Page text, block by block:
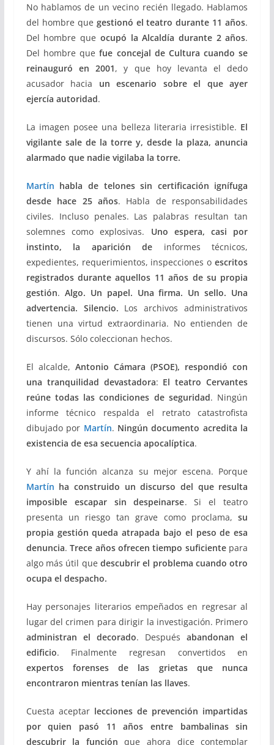
No hablamos de un vecino recién llegado. Hablamos
del hombre que gestionó el teatro durante 11 años.
Del hombre que ocupó la Alcaldía durante 2 años.
Del hombre quefue concejal de Cultura cuando se
reinauguró en 2001, y que hoy levanta el dedo
acusador hacia un escenario sobre el que ayer
ejercía autoridad.
La imagen posee una belleza literaria irresistible. El
vigilante sale de la torre y, desde la plaza, anuncia
alarmado que nadie vigilaba la torre.
Martín habla de telones sin certificación ignífuga
desde hace 25 años. Habla de responsabilidades
civiles. Incluso penales. Las palabras resultan tan
solemnes como explosivas. Uno espera, casi por
instinto, la aparición de informes técnicos,
expedientes, requerimientos, inspecciones oescritos
registrados durante aquellos 11 años de su propia
gestión. Algo. Un papel. Una firma. Un sello. Una
advertencia. Silencio. Los archivos administrativos
tienen una virtud extraordinaria. No entienden de
discursos. Sólo coleccionan hechos.
El alcalde, Antonio Cámara (PSOE), respondió con
una tranquilidad devastadora: El teatro Cervantes
reúne todas las condiciones de seguridad. Ningún
informe técnico respalda el retrato catastrofista
dibujado por Martín. Ningún documento acredita la
existencia de esa secuencia apocalíptica.
Y ahí la función alcanza su mejor escena. Porque
Martín ha construido un discurso del que resulta
imposible escapar sin despeinarse. Si el teatro
presenta un riesgo tan grave como proclama,su
propia gestión queda atrapada bajo el peso de esa
denuncia. Trece años ofrecen tiempo suficiente para
algo más útil que descubrir el problema cuando otro
ocupa el despacho.
Hay personajes literarios empeñados en regresar al
lugar del crimen para dirigir la investigación. Primero
administran el decorado. Despuésabandonan el
edificio. Finalmente regresan convertidos en
expertos forenses de las grietas que nunca
encontraron mientras tenían las llaves.
Cuesta aceptar lecciones de prevención impartidas
por quien pasó
11 años entre bambalinas
sin
descubrir la función que ahora dice contemplar